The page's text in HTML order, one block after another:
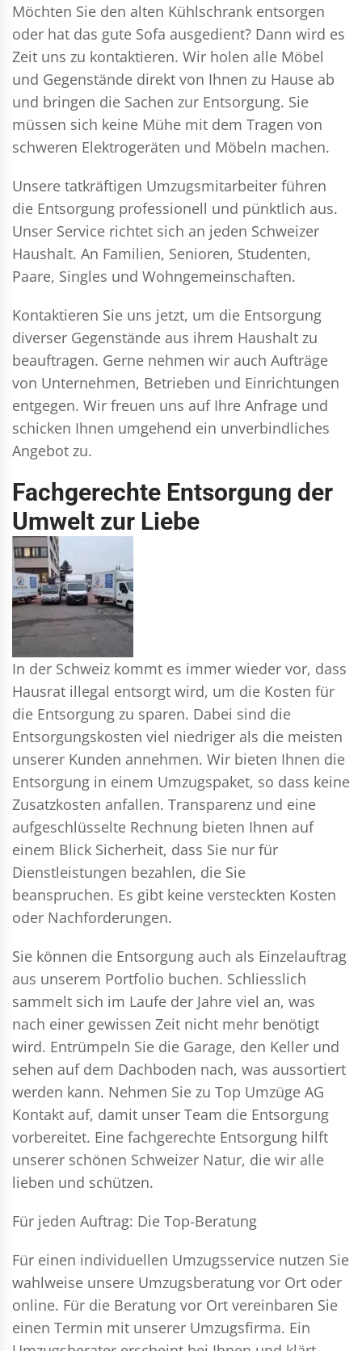
Möchten Sie den alten Kühlschrank entsorgen
oder hat das gute Sofa ausgedient? Dann wird es
Zeit uns zu kontaktieren. Wir holen alle Möbel
und Gegenstände direkt von Ihnen zu Hause ab
und bringen die Sachen zur Entsorgung. Sie
müssen sich keine Mühe mit dem Tragen von
schweren Elektrogeräten und Möbeln machen.
Unsere tatkräftigen Umzugsmitarbeiter führen
die Entsorgung professionell und pünktlich aus.
Unser Service richtet sich an jeden Schweizer
Haushalt. An Familien, Senioren, Studenten,
Paare, Singles und Wohngemeinschaften.
Kontaktieren Sie uns jetzt, um die Entsorgung
diverser Gegenstände aus ihrem Haushalt zu
beauftragen. Gerne nehmen wir auch Aufträge
von Unternehmen, Betrieben und Einrichtungen
entgegen. Wir freuen uns auf Ihre Anfrage und
schicken Ihnen umgehend ein unverbindliches
Angebot zu.
Fachgerechte Entsorgung der
Umwelt zur Liebe
In der Schweiz kommt es immer wieder vor, dass
Hausrat illegal entsorgt wird, um die Kosten für
die Entsorgung zu sparen. Dabei sind die
Entsorgungskosten viel niedriger als die meisten
unserer Kunden annehmen. Wir bieten Ihnen die
Entsorgung in einem Umzugspaket, so dass keine
Zusatzkosten anfallen. Transparenz und eine
aufgeschlüsselte Rechnung bieten Ihnen auf
einem Blick Sicherheit, dass Sie nur für
Dienstleistungen bezahlen, die Sie
beanspruchen. Es gibt keine versteckten Kosten
oder Nachforderungen.
Sie können die Entsorgung auch als Einzelauftrag
aus unserem Portfolio buchen. Schliesslich
sammelt sich im Laufe der Jahre viel an, was
nach einer gewissen Zeit nicht mehr benötigt
wird. Entrümpeln Sie die Garage, den Keller und
sehen auf dem Dachboden nach, was aussortiert
werden kann. Nehmen Sie zu Top Umzüge AG
Kontakt auf, damit unser Team die Entsorgung
vorbereitet. Eine fachgerechte Entsorgung hilft
unserer schönen Schweizer Natur, die wir alle
lieben und schützen.
Für jeden Auftrag: Die Top-Beratung
Für einen individuellen Umzugsservice nutzen Sie
wahlweise unsere Umzugsberatung vor Ort oder
online. Für die Beratung vor Ort vereinbaren Sie
einen Termin mit unserer Umzugsfirma. Ein